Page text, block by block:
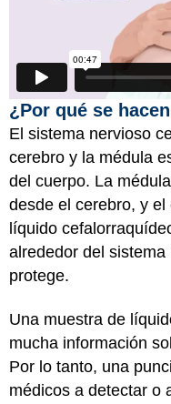
¿Por qué se
El sistema nervioso
cerebro y la médula
del cuerpo. La
desde el cerebro, y
líquido
alrededor del
protege.
Una muestra de
mucha información
Por lo tanto, una
médicos a detectar o